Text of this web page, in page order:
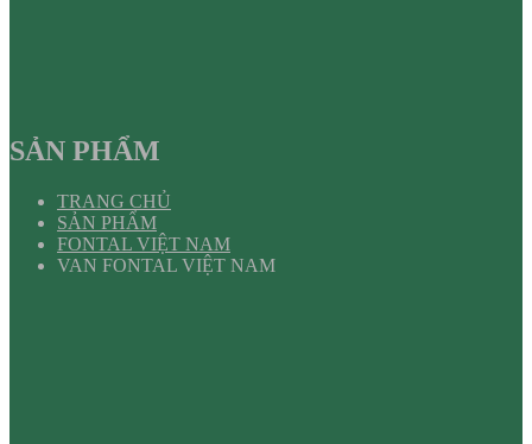
SẢN PHẨM
TRANG CHỦ
SẢN PHẨM
FONTAL VIỆT NAM
VAN FONTAL VIỆT NAM